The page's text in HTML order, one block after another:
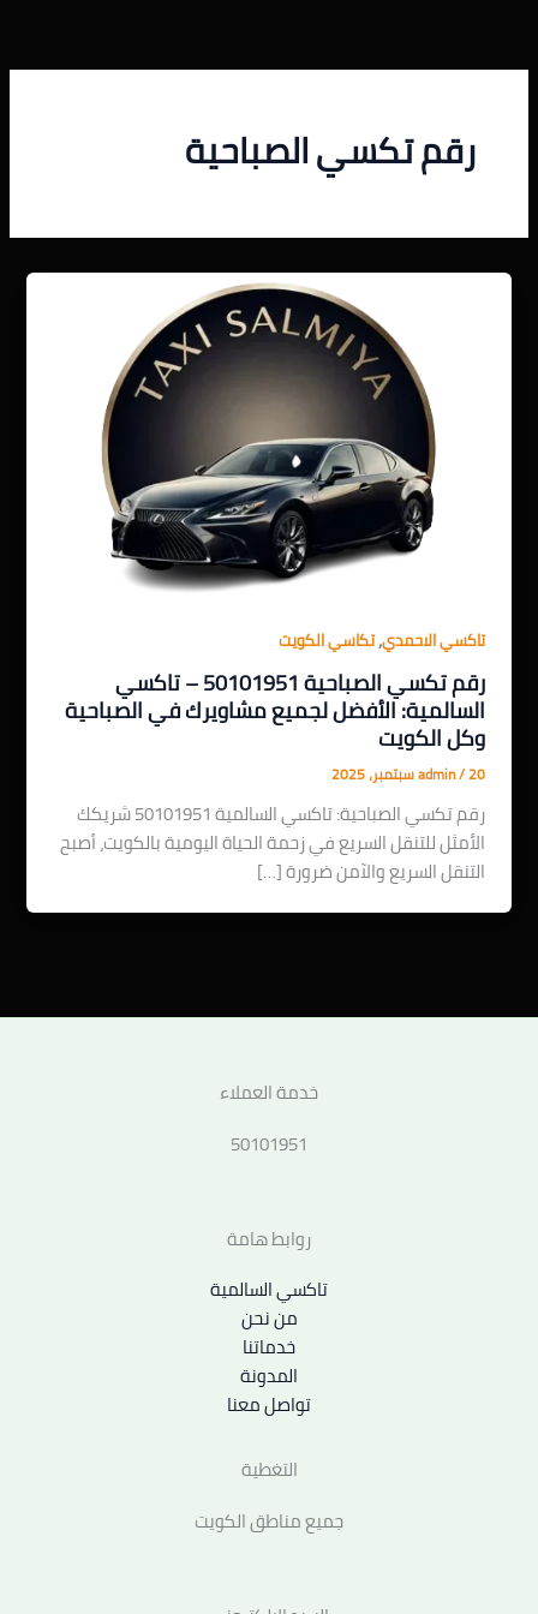
المحتوى
رقم تكسي الصباحية
تاكسي الاحمدي,تكاسي الكويت
رقم تكسي الصباحية 50101951 – تاكسي
السالمية: الأفضل لجميع مشاويرك في الصباحية
وكل الكويت
admin/20 سبتمبر، 2025
رقم تكسي الصباحية: تاكسي السالمية 50101951 شريكك
الأمثل للتنقل السريع في زحمة الحياة اليومية بالكويت، أصبح
التنقل السريع والآمن ضرورة […]
خدمة العملاء
50101951
روابط هامة
تاكسي السالمية
من نحن
خدماتنا
المدونة
تواصل معنا
التغطية
جميع مناطق الكويت